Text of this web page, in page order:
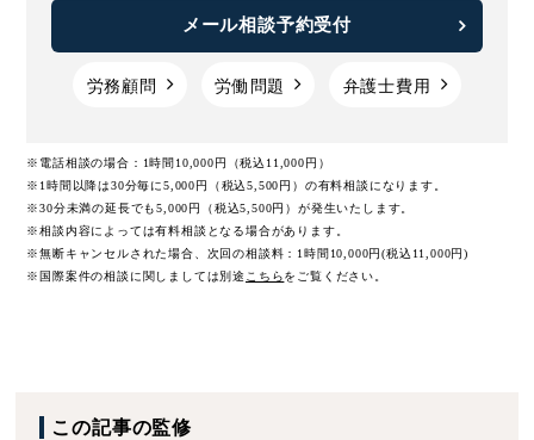
メール相談予約受付
労務顧問 労働問題 弁護士費用
※電話相談の場合：1時間10,000円（税込11,000円）
※1時間以降は30分毎に5,000円（税込5,500円）の有料相談になります。
※30分未満の延長でも5,000円（税込5,500円）が発生いたします。
※相談内容によっては有料相談となる場合があります。
※無断キャンセルされた場合、次回の相談料：1時間10,000円(税込11,000円)
※国際案件の相談に関しましては別途 こちらをご覧ください。
この記事の監修